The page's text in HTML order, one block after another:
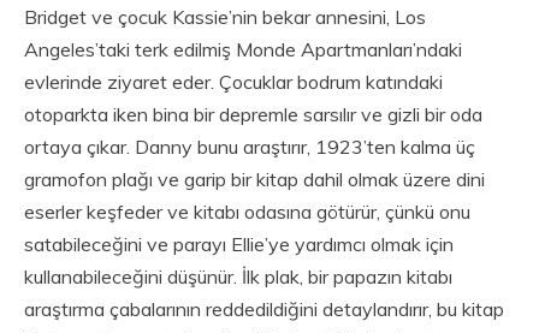
Bridget ve çocuk Kassie’nin bekar annesini, Los
Angeles’taki terk edilmiş Monde Apartmanları’ndaki
evlerinde ziyaret eder. Çocuklar bodrum katındaki
otoparkta iken bina bir depremle sarsılır ve gizli bir oda
ortaya çıkar. Danny bunu araştırır, 1923’ten kalma üç
gramofon plağı ve garip bir kitap dahil olmak üzere dini
eserler keşfeder ve kitabı odasına götürür, çünkü onu
satabileceğini ve parayı Ellie’ye yardımcı olmak için
kullanabileceğini düşünür. İlk plak, bir papazın kitabı
araştırma çabalarının reddedildiğini detaylandırır, bu kitap